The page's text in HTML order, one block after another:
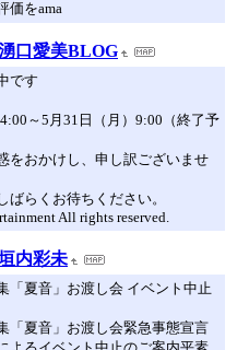
価をama
口愛美BLOG
です
～5月31日（月）9:00（終了予
をおかけし、申し訳ございませ
ばらくお待ちください。
All rights reserved.
内彩未
「夏音」お渡し会 イベント中止
「夏音」お渡し会緊急事態宣言